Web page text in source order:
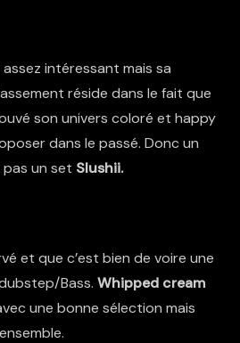
intéressant mais sa
réside dans le fait que
son univers coloré et happy
dans le passé. Donc un
un set Slushii.
et que c’est bien de voire une
Bass. Whipped cream
une bonne sélection mais